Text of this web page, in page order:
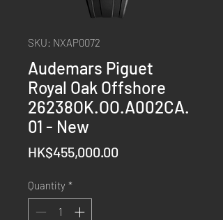
SKU: NXAP0072
Audemars Piguet
Royal Oak Offshore
26238OK.OO.A002CA.
01 - New
HK$455,000.00
Quantity *